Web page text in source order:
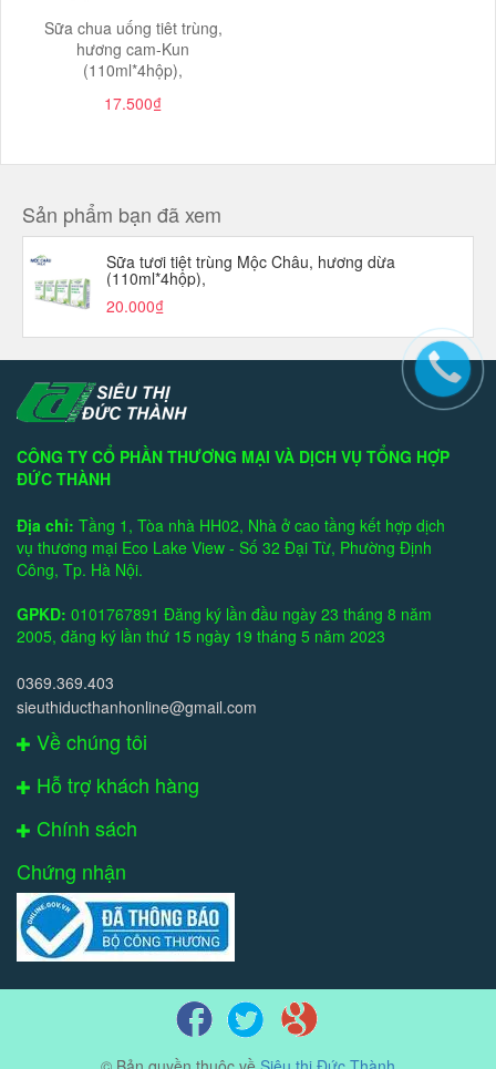
Sữa chua uống tiêt trùng,
hương cam-Kun
(110ml*4hộp),
17.500₫
Sản phẩm bạn đã xem
Sữa tươi tiệt trùng Mộc Châu, hương dừa
(110ml*4hộp),
20.000₫
CÔNG TY CỔ PHẦN THƯƠNG MẠI VÀ DỊCH VỤ TỔNG HỢP
ĐỨC THÀNH
Địa chỉ: Tầng 1, Tòa nhà HH02, Nhà ở cao tầng kết hợp dịch
vụ thương mại Eco Lake View - Số 32 Đại Từ, Phường Định
Công, Tp. Hà Nội.
GPKD: 0101767891 Đăng ký lần đầu ngày 23 tháng 8 năm
2005, đăng ký lần thứ 15 ngày 19 tháng 5 năm 2023
0369.369.403
sieuthiducthanhonline@gmail.com
Về chúng tôi
Hỗ trợ khách hàng
Chính sách
Chứng nhận